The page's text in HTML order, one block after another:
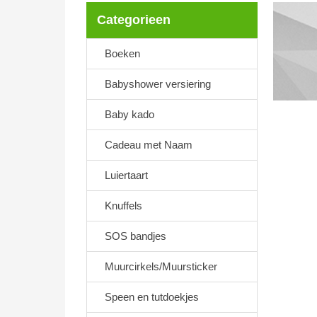
Categorieen
Boeken
Babyshower versiering
Baby kado
Cadeau met Naam
Luiertaart
Knuffels
SOS bandjes
Muurcirkels/Muursticker
Speen en tutdoekjes